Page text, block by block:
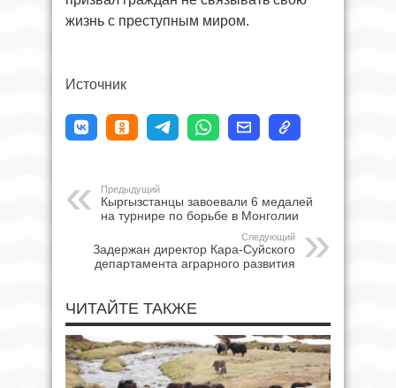
жизнь с преступным миром.
Источник
Предыдущий
Кыргызстанцы завоевали 6 медалей
на турнире по борьбе в Монголии
Следующий
Задержан директор Кара-Суйского
департамента аграрного развития
ЧИТАЙТЕ ТАКЖЕ